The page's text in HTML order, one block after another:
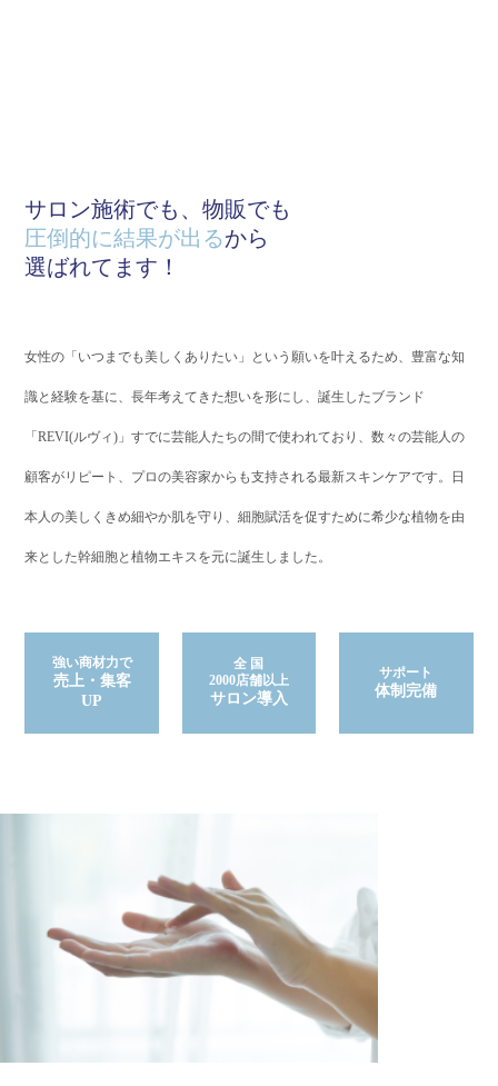
サロン施術でも、物販でも
圧倒的に結果が出るから
選ばれてます！
女性の「いつまでも美しくありたい」という願いを叶えるため、豊富な知
識と経験を基に、長年考えてきた想いを形にし、誕生したブランド
「REVI(ルヴィ)」すでに芸能人たちの間で使われており、数々の芸能人の
顧客がリピート、プロの美容家からも支持される最新スキンケアです。 日
本人の美しくきめ細やか肌を守り、細胞賦活を促すために希少な植物を由
来とした幹細胞と植物エキスを元に誕生しました。
強い商材力で
売上・集客
UP
全 国
2000店舗以上
サロン導入
サポート
体制完備